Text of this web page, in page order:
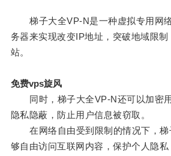
梯子大全VP-N是一种虚拟专用网
务器来实现改变IP地址，突破地域限
站。
免费vps旋风
同时，梯子大全VP-N还可以加密
隐私隐蔽，防止用户信息被窃取。
在网络自由受到限制的情况下，梯
够自由访问互联网内容，保护个人隐私